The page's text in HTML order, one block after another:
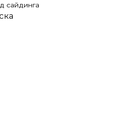
сайдинга